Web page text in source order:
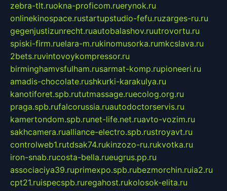
zebra-tlt.ruokna-proficom.ruerynok.ru
onlinekinospace.rustartupstudio-fefu.ruzarges-ru.ru
gegenjustizunrecht.ruautobalashov.ruutrovortu.ru
spiski-firm.ruelara-m.rukinomusorka.rumkcslava.ru
2bets.ruvintovoykompressor.ru
birminghamvsfulham.rusarmat-komp.rupioneeri.ru
amadis-chocolate.rushkurki-karakulya.ru
kanotiforet.spb.rututmassage.ruecolog.org.ru
praga.spb.rufalcorussia.ruautodoctorservis.ru
kamertondom.spb.runet-life.net.ruavto-vozim.ru
sakhcamera.rualliance-electro.spb.rustroyavt.ru
controlweb1.rutdsak74.rukinzozo-ru.rukvotka.ru
iron-snab.rucosta-bella.rueugrus.pp.ru
associaciya39.ruprimexpo.spb.rubezmorchin.ruia2.ru
cpt21.ruispecspb.ruregahost.rukolosok-elita.ru